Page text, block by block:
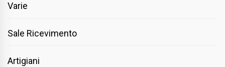
Varie
Sale Ricevimento
Artigiani